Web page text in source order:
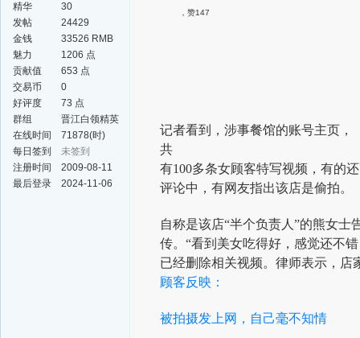
精华
30
发帖
24429
金钱
33526 RMB
魅力
1206 点
贡献值
653 点
交易币
0
好评度
73 点
群组
晋江白领精英
群
在线时间
71878(时)
每日签到
未签到
注册时间
2009-08-11
最后登录
2024-11-06
，赞147
记者看到，涉事餐馆的账号主页，
共
有100多条女顾客特写视频，有的
评论中，有网友指出该店是偷拍。
自称是该店“半个负责人”的熊女
传。“看到美女吃得好，感觉还不
已经删除相关视频。律师表示，
顾客反映：
被拍摄发上网，自己毫不知情